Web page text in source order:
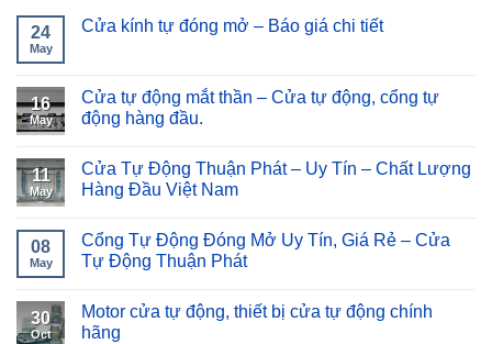
24
May
Cửa kính tự đóng mở – Báo giá chi tiết
16
May
Cửa tự động mắt thần – Cửa tự động, cổng tự
động hàng đầu.
11
May
Cửa Tự Động Thuận Phát – Uy Tín – Chất Lượng
Hàng Đầu Việt Nam
08
May
Cổng Tự Động Đóng Mở Uy Tín, Giá Rẻ – Cửa
Tự Động Thuận Phát
30
Oct
Motor cửa tự động, thiết bị cửa tự động chính
hãng